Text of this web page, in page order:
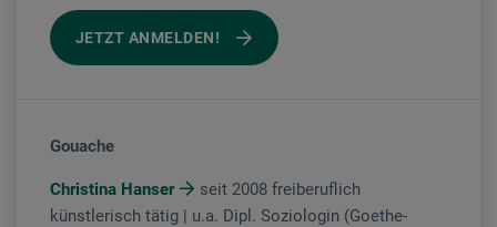
JETZT ANMELDEN!
Gouache
Christina Hanser
seit 2008 freiberuflich
künstlerisch tätig | u.a. Dipl. Soziologin (Goethe-